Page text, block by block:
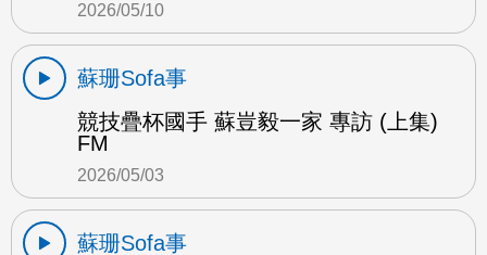
2026/05/10
蘇珊Sofa事
競技疊杯國手 蘇豈毅一家 專訪 (上集)
FM
2026/05/03
蘇珊Sofa事